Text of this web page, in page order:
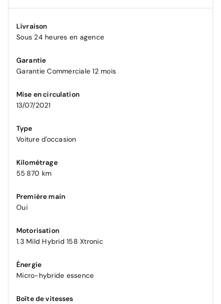
Livraison
Sous 24 heures en agence
Garantie
Garantie Commerciale 12 mois
Mise en circulation
13/07/2021
Type
Voiture d'occasion
Kilométrage
55 870 km
Première main
Oui
Motorisation
1.3 Mild Hybrid 158 Xtronic
Énergie
Micro-hybride essence
Boîte de vitesses